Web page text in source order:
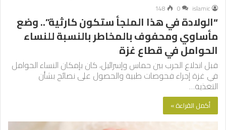
islamic
0
148
“الولادة في هذا الملجأ ستكون كارثية”.. وضع
مأساوي ومحفوف بالمخاطر بالنسبة للنساء
الحوامل في قطاع غزة
قبل اندلاع الحرب بين حماس وإسرائيل، كان بإمكان النساء الحوامل
في غزة إجراء فحوصات طبية والحصول على نصائح بشأن
التغذية…
أكمل القراءة »